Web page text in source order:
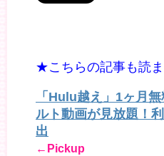
★こちらの記事も読
「Hulu越え」1ヶ月
ルト動画が見放題！
出
←Pickup